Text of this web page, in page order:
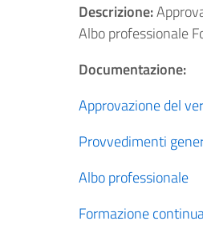
Descrizione:
Albo professionale
Documentazione:
Approvazione del
Provvedimenti
Albo professionale
Formazione